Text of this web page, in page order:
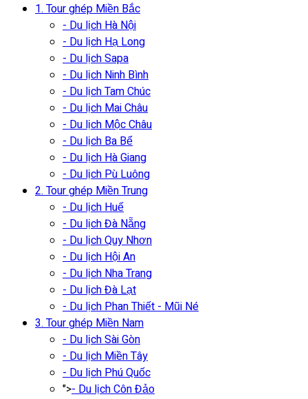
1. Tour ghép Miền Bắc
- Du lịch Hà Nội
- Du lịch Hạ Long
- Du lịch Sapa
- Du lịch Ninh Bình
- Du lịch Tam Chúc
- Du lịch Mai Châu
- Du lịch Mộc Châu
- Du lịch Ba Bể
- Du lịch Hà Giang
- Du lịch Pù Luông
2. Tour ghép Miền Trung
- Du lịch Huế
- Du lịch Đà Nẵng
- Du lịch Quy Nhơn
- Du lịch Hội An
- Du lịch Nha Trang
- Du lịch Đà Lạt
- Du lịch Phan Thiết - Mũi Né
3. Tour ghép Miền Nam
- Du lịch Sài Gòn
- Du lịch Miền Tây
- Du lịch Phú Quốc
">- Du lịch Côn Đảo